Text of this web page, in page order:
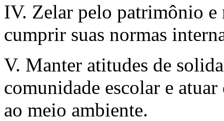
IV. Zelar pelo patrimônio e
cumprir suas normas
V. Manter atitudes de
comunidade escolar e
ao meio ambiente.